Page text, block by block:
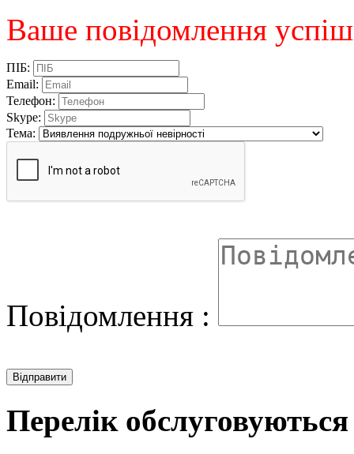
Ваше повідомлення
ПІБ:
Email:
Телефон:
Skype:
Тема:
Повідомлення :
Перелік